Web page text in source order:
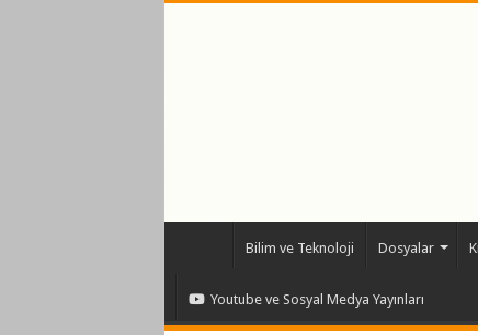
Bilim ve Teknoloji Dosyalar
Youtube ve Sosyal Medya Yayınları